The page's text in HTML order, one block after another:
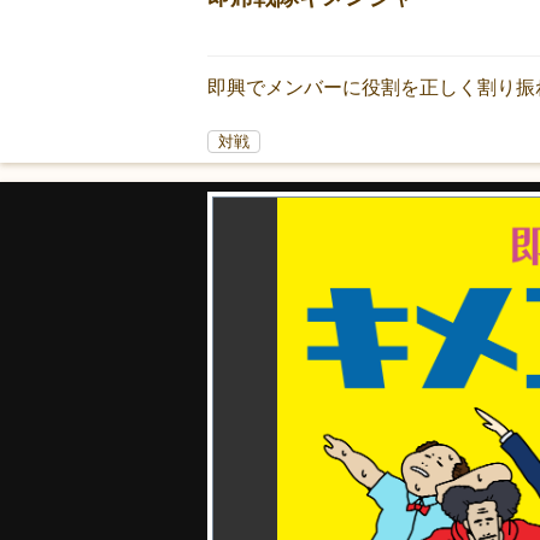
即興でメンバーに役割を正しく割り振
対戦